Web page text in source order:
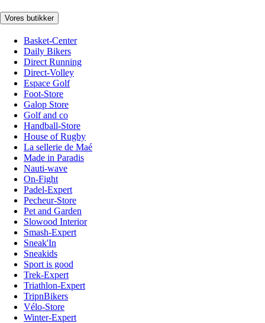
Vores butikker
Basket-Center
Daily Bikers
Direct Running
Direct-Volley
Espace Golf
Foot-Store
Galop Store
Golf and co
Handball-Store
House of Rugby
La sellerie de Maé
Made in Paradis
Nauti-wave
On-Fight
Padel-Expert
Pecheur-Store
Pet and Garden
Slowood Interior
Smash-Expert
Sneak'In
Sneakids
Sport is good
Trek-Expert
Triathlon-Expert
TripnBikers
Vélo-Store
Winter-Expert